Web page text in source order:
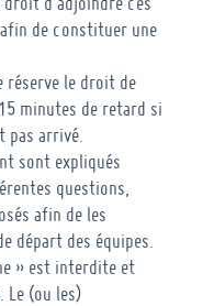
de constituer une
réserve le droit de
minutes de retard si
pas arrivé.
sont expliqués
questions,
afin de les
départ des équipes.
» est interdite et
Le (ou les)